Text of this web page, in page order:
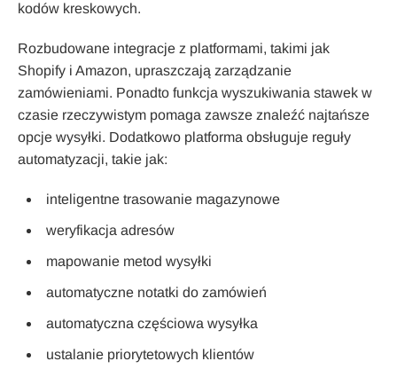
kodów kreskowych.
Rozbudowane integracje z platformami, takimi jak
Shopify i Amazon, upraszczają zarządzanie
zamówieniami. Ponadto funkcja wyszukiwania stawek w
czasie rzeczywistym pomaga zawsze znaleźć najtańsze
opcje wysyłki. Dodatkowo platforma obsługuje reguły
automatyzacji, takie jak:
inteligentne trasowanie magazynowe
weryfikacja adresów
mapowanie metod wysyłki
automatyczne notatki do zamówień
automatyczna częściowa wysyłka
ustalanie priorytetowych klientów